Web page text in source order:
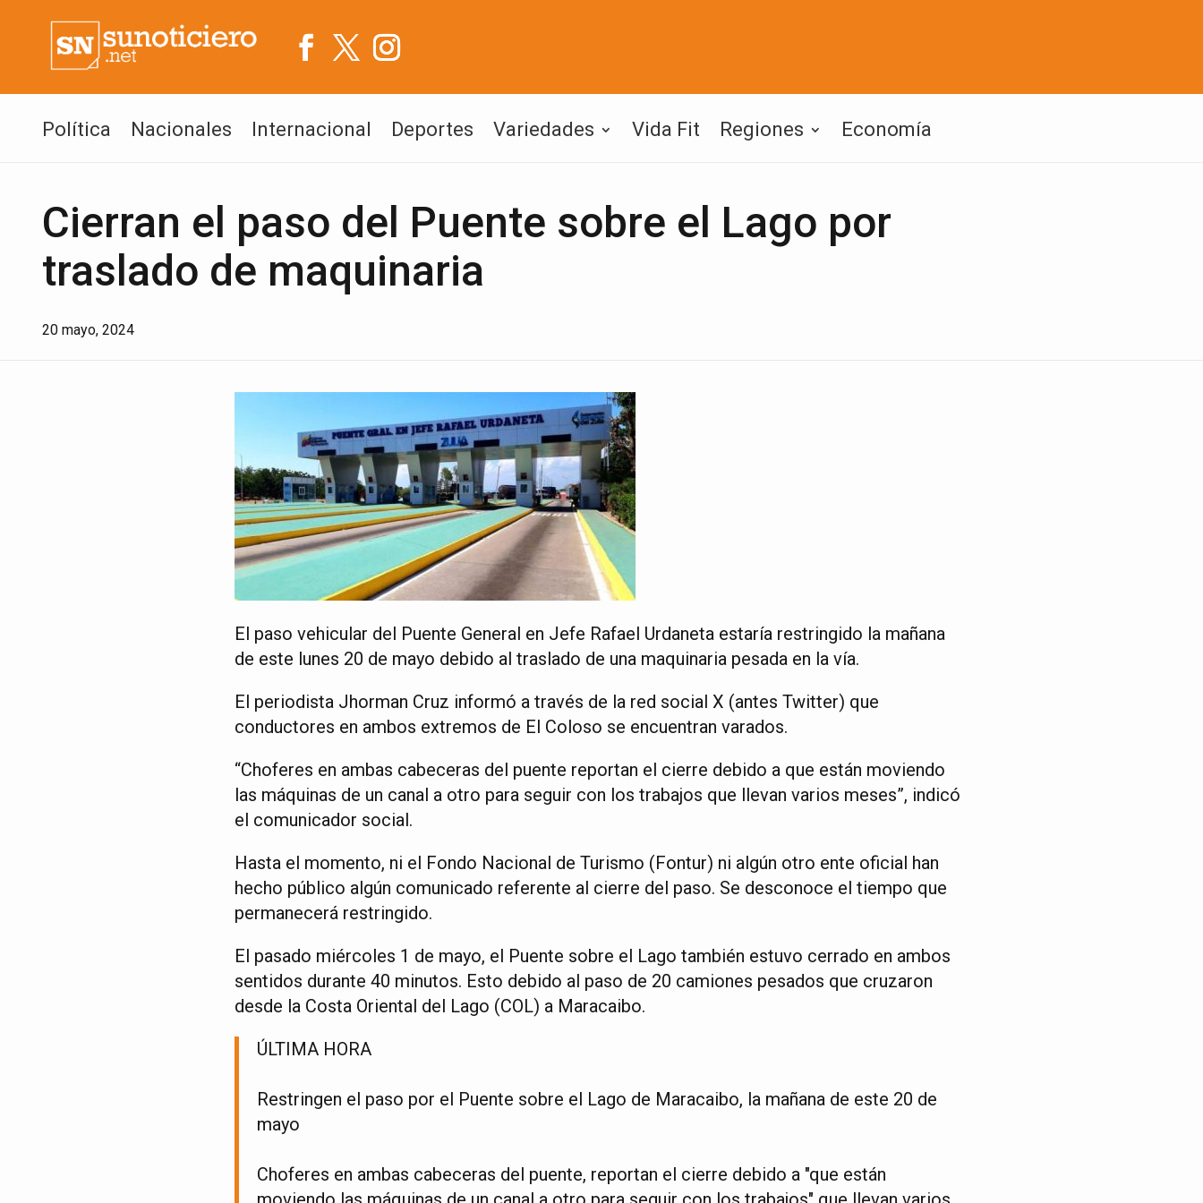
Política Nacionales Internacional Deportes Variedades Vida Fit Regiones Economía
Cierran el paso del Puente sobre el Lago por
traslado de maquinaria
20 mayo, 2024
El paso vehicular del Puente General en Jefe Rafael Urdaneta estaría restringido la mañana
de este lunes 20 de mayo debido al traslado de una maquinaria pesada en la vía.
El periodista Jhorman Cruz informó a través de la red social X (antes Twitter) que
conductores en ambos extremos de El Coloso se encuentran varados.
“Choferes en ambas cabeceras del puente reportan el cierre debido a que están moviendo
las máquinas de un canal a otro para seguir con los trabajos que llevan varios meses”, indicó
el comunicador social.
Hasta el momento, ni el Fondo Nacional de Turismo (Fontur) ni algún otro ente oficial han
hecho público algún comunicado referente al cierre del paso. Se desconoce el tiempo que
permanecerá restringido.
El pasado miércoles 1 de mayo, el Puente sobre el Lago también estuvo cerrado en ambos
sentidos durante 40 minutos. Esto debido al paso de 20 camiones pesados que cruzaron
desde la Costa Oriental del Lago (COL) a Maracaibo.
ÚLTIMA HORA
Restringen el paso por el Puente sobre el Lago de Maracaibo, la mañana de este 20 de
mayo
Choferes en ambas cabeceras del puente, reportan el cierre debido a "que están